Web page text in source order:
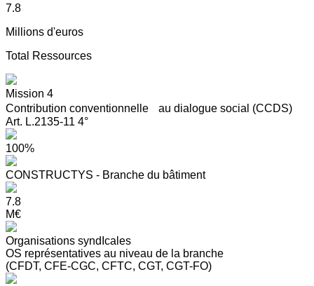
7.8
Millions d'euros
Total Ressources
Mission 4
Contribution conventionnelle au dialogue social (CCDS)
Art. L.2135-11 4°
100%
CONSTRUCTYS - Branche du bâtiment
7.8
M€
Organisations syndIcales
OS représentatives au niveau de la branche
(CFDT, CFE-CGC, CFTC, CGT, CGT-FO)